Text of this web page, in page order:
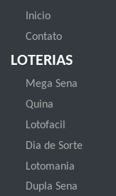
Inicio
Contato
LOTERIAS
Mega Sena
Quina
Lotofacil
Dia de Sorte
Lotomania
Dupla Sena